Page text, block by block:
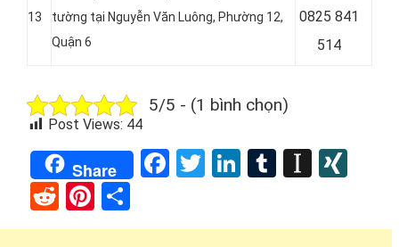
13
tường tại Nguyễn Văn Luông, Phường 12,
Quận 6
0825 841
514
5/5 - (1 bình chọn)
Post Views: 44
Share Facebook
TwitterLinkedIn
Tumblr
RedditPinterest